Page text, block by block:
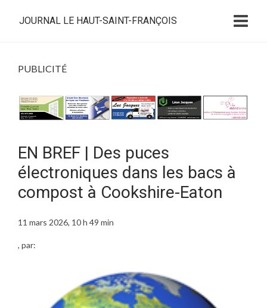
JOURNAL LE HAUT-SAINT-FRANÇOIS
PUBLICITÉ
EN BREF | Des puces
électroniques dans les bacs à
compost à Cookshire-Eaton
11 mars 2026, 10 h 49 min
, par: